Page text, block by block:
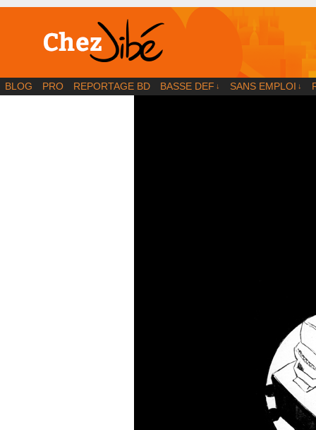
BD | Illustration | Blog
BLOG PRO REPORTAGE BD BASSE DEF ↓ SANS EMPLOI ↓